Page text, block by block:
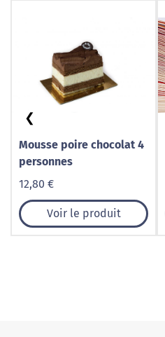
Mousse poire chocolat 4
personnes
12,80 €
Voir le produit
❮